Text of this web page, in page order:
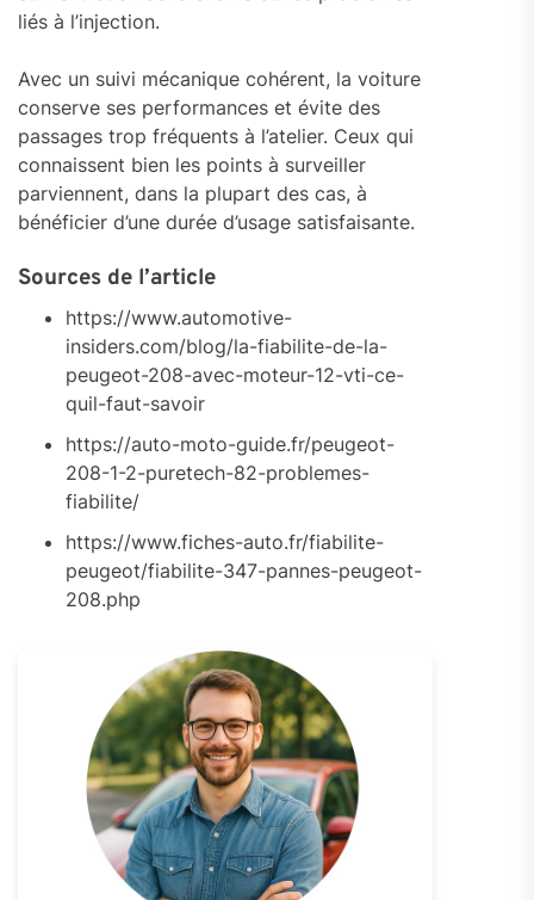
liés à l’injection.
Avec un suivi mécanique cohérent, la voiture
conserve ses performances et évite des
passages trop fréquents à l’atelier. Ceux qui
connaissent bien les points à surveiller
parviennent, dans la plupart des cas, à
bénéficier d’une durée d’usage satisfaisante.
Sources de l’article
https://www.automotive-
insiders.com/blog/la-fiabilite-de-la-
peugeot-208-avec-moteur-12-vti-ce-
quil-faut-savoir
https://auto-moto-guide.fr/peugeot-
208-1-2-puretech-82-problemes-
fiabilite/
https://www.fiches-auto.fr/fiabilite-
peugeot/fiabilite-347-pannes-peugeot-
208.php